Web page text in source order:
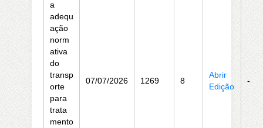
a
adequ
ação
norm
ativa
do
transp
orte
para
trata
mento
07/07/2026 1269 8
Abrir
Edição
-